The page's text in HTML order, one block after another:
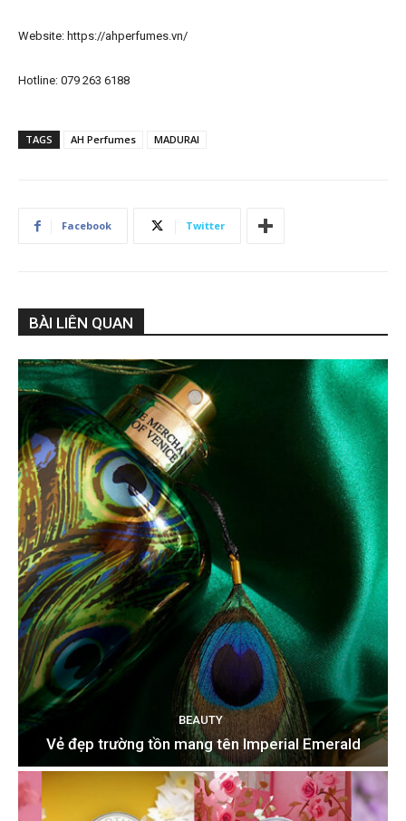
Website: https://ahperfumes.vn/
Hotline: 079 263 6188
TAGS AH Perfumes MADURAI
Facebook Twitter
BÀI LIÊN QUAN
BEAUTY
Vẻ đẹp trường tồn mang tên Imperial Emerald